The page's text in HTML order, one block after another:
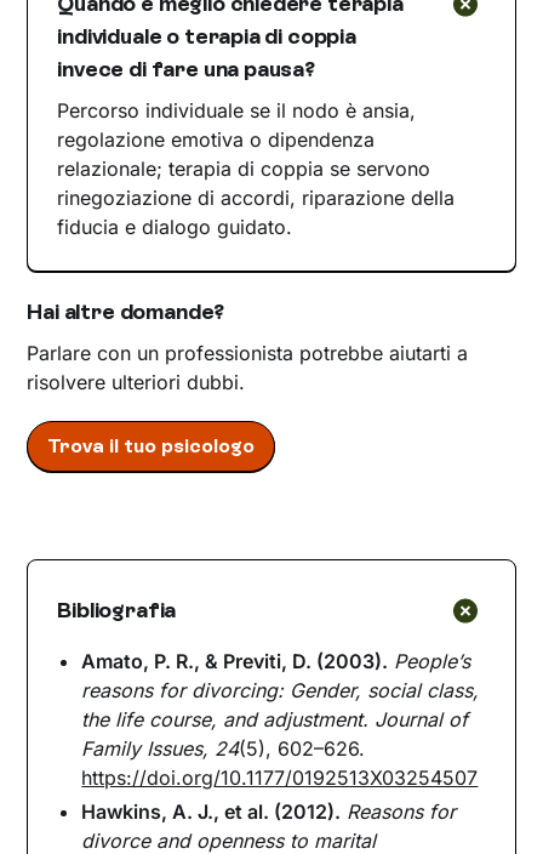
individuale o terapia di coppia
invece di fare una pausa?
Percorso individuale se il nodo è ansia,
regolazione emotiva o dipendenza
relazionale; terapia di coppia se servono
rinegoziazione di accordi, riparazione della
fiducia e dialogo guidato.
Hai altre domande?
Parlare con un professionista potrebbe aiutarti a
risolvere ulteriori dubbi.
Trova il tuo psicologo
Bibliografia
Amato, P. R., & Previti, D. (2003). People’s
reasons for divorcing: Gender, social class,
the life course, and adjustment. Journal of
Family Issues, 24(5), 602–626.
https://doi.org/10.1177/0192513X03254507
Hawkins, A. J., et al. (2012). Reasons for
divorce and openness to marital